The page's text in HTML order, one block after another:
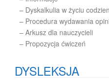
– Dyskalkulia w życiu
– Procedura wydawania
– Arkusz dla nauczycieli
– Propozycja ćwiczeń
DYSLEKSJA